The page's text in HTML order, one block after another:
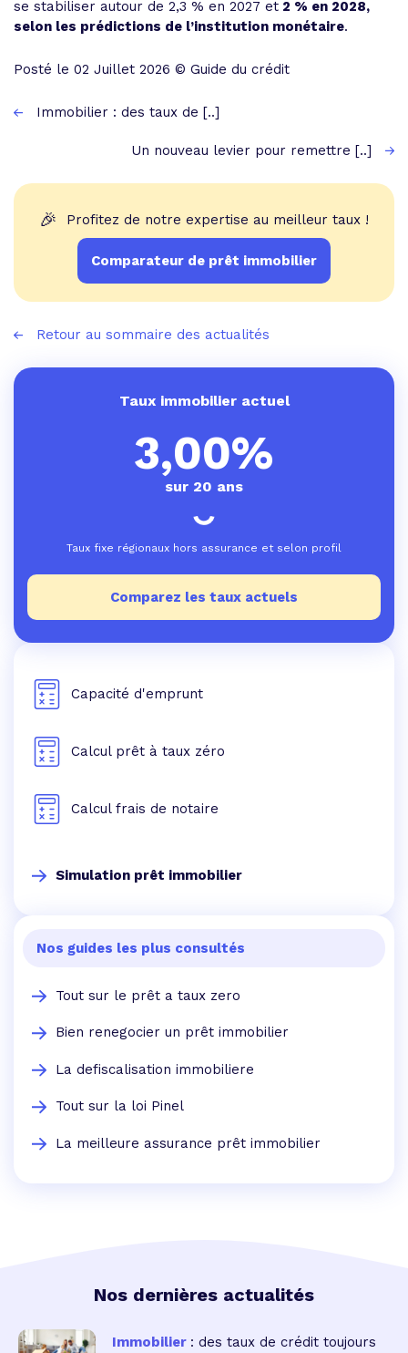
se stabiliser autour de 2,3 % en 2027 et 2 % en 2028,
selon les prédictions de l’institution monétaire.
Posté le 02 Juillet 2026 © Guide du crédit
Immobilier : des taux de [..]
Un nouveau levier pour remettre [..]
🎉 Profitez de notre expertise au meilleur taux !
Comparateur de prêt immobilier
Retour au sommaire des actualités
Taux immobilier actuel
3,00%
sur 20 ans
Taux fixe régionaux hors assurance et selon profil
Comparez les taux actuels
Capacité d'emprunt
Calcul prêt à taux zéro
Calcul frais de notaire
Simulation prêt immobilier
Nos guides les plus consultés
Tout sur le prêt a taux zero
Bien renegocier un prêt immobilier
La defiscalisation immobiliere
Tout sur la loi Pinel
La meilleure assurance prêt immobilier
Nos dernières actualités
Immobilier : des taux de crédit toujours